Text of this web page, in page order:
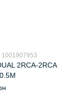
1001907953
2RCA-2RCA